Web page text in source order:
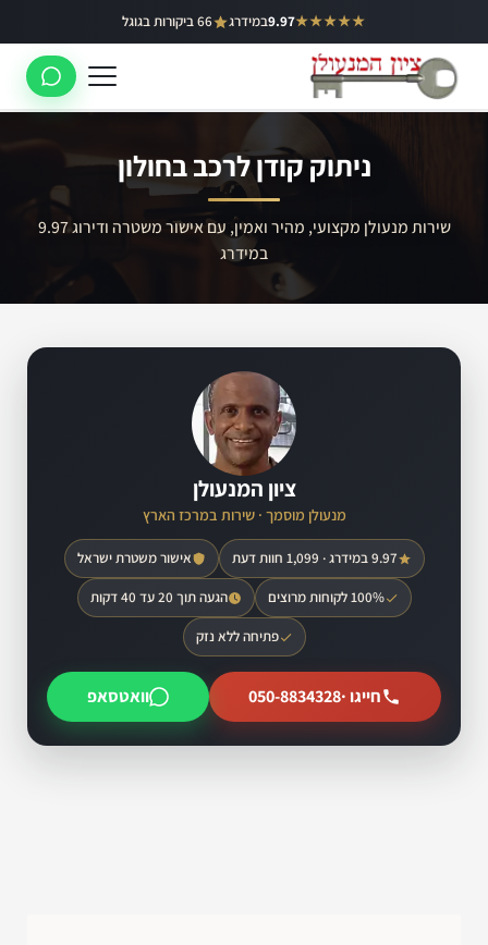
לתוכן
★★★★★
9.97במידרג 66 ביקורות בגוגל באר יעקב
ראשון לציון
רמלה
ניתוק קודן לרכב בחולון
שירות מנעולן מקצועי, מהיר ואמין, עם אישור משטרה ודירוג 9.97
במידרג
ציון המנעולן
מנעולן מוסמך · שירות במרכז הארץ
9.97 במידרג · 1,099 חוות דעת אישור משטרת ישראל
100% לקוחות מרוצים הגעה תוך 20 עד 40 דקות
פתיחה ללא נזק
חייגו ·050-8834328 וואטסאפ